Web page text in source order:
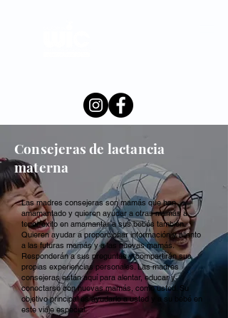
Consejeras de lactancia
materna
Las madres consejeras son mamás que han
amamantado y quieren ayudar a otras mamás a
tener éxito en amamantar a sus bebés también.
Quieren ayudar a proporcionar información y aliento
a las futuras mamás y a las nuevas mamás.
Responderán a sus preguntas y compartirán sus
propias experiencias personales. Las madres
consejeras están aquí para alentar, educar y
conectarse con nuevas mamás, como usted. Su
objetivo principal es ayudarlo a usted y a su bebé en
este viaje especial.